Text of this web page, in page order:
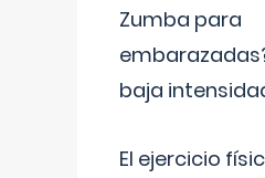
Zumba para
baja
El ejercicio